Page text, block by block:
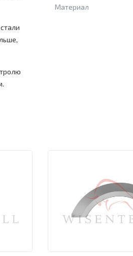
Материал